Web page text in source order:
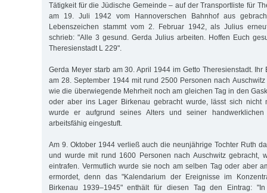
Tätigkeit für die Jüdische Gemeinde – auf der Transportliste für
am 19. Juli 1942 vom Hannoverschen Bahnhof aus
Lebenszeichen stammt vom 2. Februar 1942, als Julius
schrieb: "Alle 3 gesund. Gerda Julius arbeiten. Hoffen Euch
Theresienstadt L 229".
Gerda Meyer starb am 30. April 1944 im Getto Theresienstadt.
am 28. September 1944 mit rund 2500 Personen nach
wie die überwiegende Mehrheit noch am gleichen Tag in den
oder aber ins Lager Birkenau gebracht wurde, lässt sich nicht
wurde er aufgrund seines Alters und seiner
arbeitsfähig eingestuft.
Am 9. Oktober 1944 verließ auch die neunjährige Tochter Ruth
und wurde mit rund 1600 Personen nach Auschwitz gebracht,
eintrafen. Vermutlich wurde sie noch am selben Tag oder aber
ermordet, denn das "Kalendarium der Ereignisse im
Birkenau 1939–1945" enthält für diesen Tag den Eintrag: